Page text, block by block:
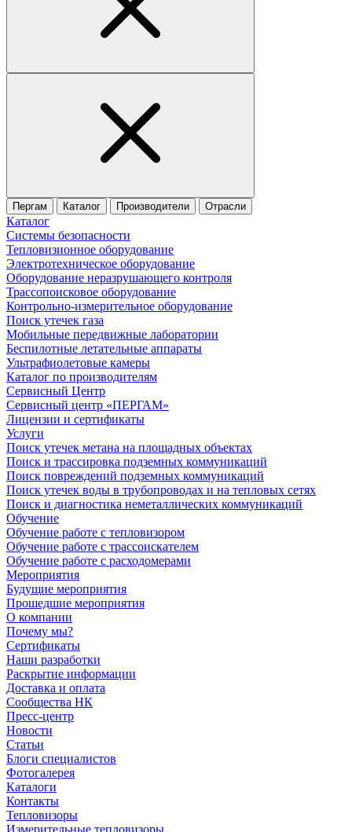
Пергам Каталог Производители Отрасли
Каталог
Системы безопасности
Тепловизионное оборудование
Электротехническое оборудование
Оборудование неразрушающего контроля
Трассопоисковое оборудование
Контрольно-измерительное оборудование
Поиск утечек газа
Мобильные передвижные лаборатории
Беспилотные летательные аппараты
Ультрафиолетовые камеры
Каталог по производителям
Сервисный Центр
Сервисный центр «ПЕРГАМ»
Лицензии и сертификаты
Услуги
Поиск утечек метана на площадных объектах
Поиск и трассировка подземных коммуникаций
Поиск повреждений подземных коммуникаций
Поиск утечек воды в трубопроводах и на тепловых сетях
Поиск и диагностика неметаллических коммуникаций
Обучение
Обучение работе с тепловизором
Обучение работе с трассоискателем
Обучение работе с расходомерами
Мероприятия
Будущие мероприятия
Прошедшие мероприятия
О компании
Почему мы?
Сертификаты
Наши разработки
Раскрытие информации
Доставка и оплата
Сообщества НК
Пресс-центр
Новости
Статьи
Блоги специалистов
Фотогалерея
Каталоги
Контакты
Тепловизоры
Измерительные тепловизоры